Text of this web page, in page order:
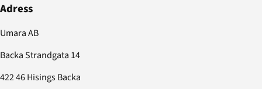
Adress
Umara AB
Backa Strandgata 14
422 46 Hisings Backa